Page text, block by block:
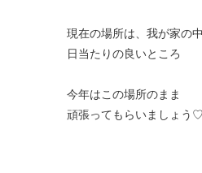
現在の場所は、我が家の中
日当たりの良いところ
今年はこの場所のまま
頑張ってもらいましょう♡